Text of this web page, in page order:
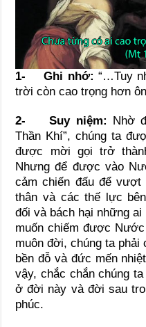
1-Ghi nhớ: “…Tuy
trời còn cao trọng hơn
2-Suy niệm: Nhờ
Thần Khí”, chúng ta
được mời gọi trở
Nhưng để được vào
cảm chiến đấu để vượt
thân và các thế lực
đối và bách hại những
muốn chiếm được
muôn đời, chúng ta
bền đỗ và đức mến
vậy, chắc chắn chúng
ở đời này và đời sau
phúc.